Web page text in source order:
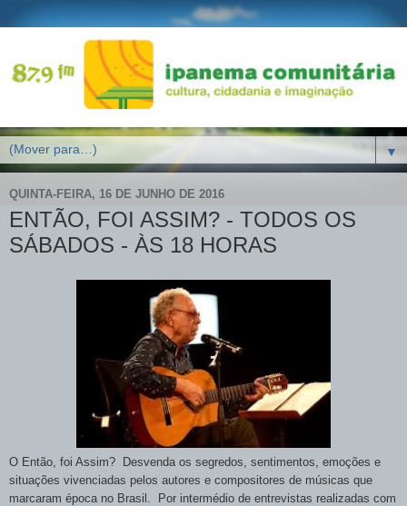
▼
QUINTA-FEIRA, 16 DE JUNHO DE 2016
ENTÃO, FOI ASSIM? - TODOS OS
SÁBADOS - ÀS 18 HORAS
O Então, foi Assim? Desvenda os segredos, sentimentos, emoções e
situações vivenciadas pelos autores e compositores de músicas que
marcaram época no Brasil. Por intermédio de entrevistas realizadas com